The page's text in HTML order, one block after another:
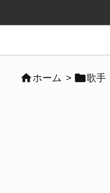
ホーム > 歌手